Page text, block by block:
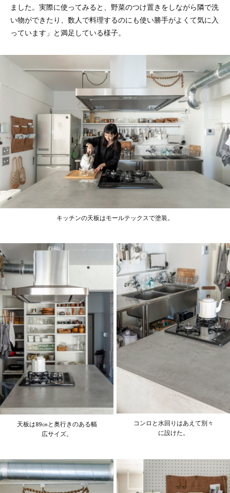
ました。実際に使ってみると、野菜のつけ置きをしながら隣で洗
い物ができたり、数人で料理するのにも使い勝手がよくて気に入
っています」と満足している様子。
キッチンの天板はモールテックスで塗装。
天板は89㎝と奥行きのある幅
広サイズ。
コンロと水回りはあえて別々
に設けた。